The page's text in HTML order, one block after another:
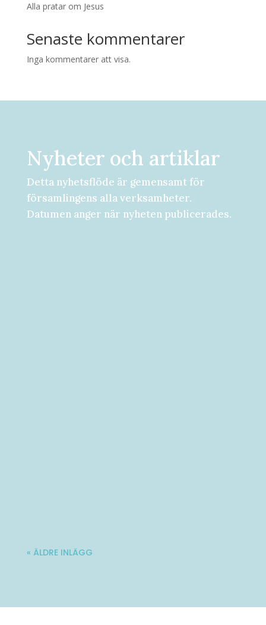
Alla pratar om Jesus
Senaste kommentarer
Inga kommentarer att visa.
Nyheter och artiklar
Detta nyhetsflöde är gemensamt för
församlingens alla verksamheter.
Datumen anger när nyheten publicerades.
« ÄLDRE INLÄGG